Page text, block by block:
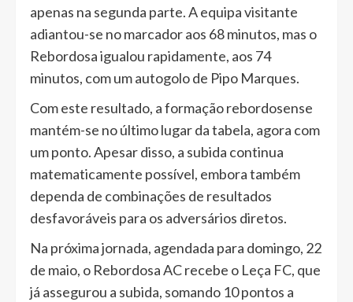
apenas na segunda parte. A equipa visitante
adiantou-se no marcador aos 68 minutos, mas o
Rebordosa igualou rapidamente, aos 74
minutos, com um autogolo de Pipo Marques.
Com este resultado, a formação rebordosense
mantém-se no último lugar da tabela, agora com
um ponto. Apesar disso, a subida continua
matematicamente possível, embora também
dependa de combinações de resultados
desfavoráveis para os adversários diretos.
Na próxima jornada, agendada para domingo, 22
de maio, o Rebordosa AC recebe o Leça FC, que
já assegurou a subida, somando 10 pontos a